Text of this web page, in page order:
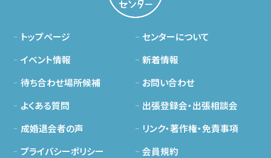
トップページ センターについて
イベント情報 新着情報
待ち合わせ場所候補 お問い合わせ
よくある質問 出張登録会・出張相談会
成婚退会者の声 リンク・著作権・免責事項
プライバシーポリシー 会員規約